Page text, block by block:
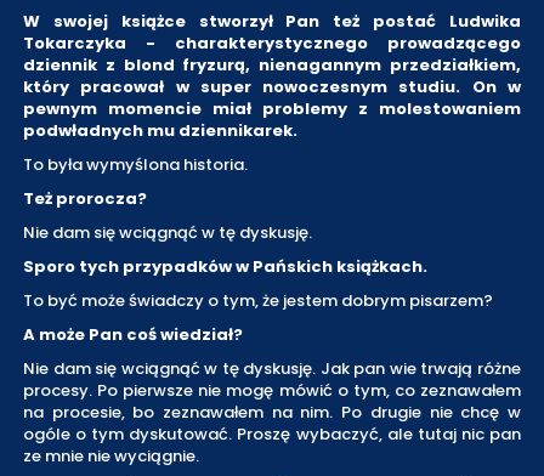
W swojej książce stworzył Pan też postać Ludwika
Tokarczyka - charakterystycznego prowadzącego
dziennik z blond fryzurą, nienagannym przedziałkiem,
który pracował w super nowoczesnym studiu. On w
pewnym momencie miał problemy z molestowaniem
podwładnych mu dziennikarek.
To była wymyślona historia.
Też prorocza?
Nie dam się wciągnąć w tę dyskusję.
Sporo tych przypadków w Pańskich książkach.
To być może świadczy o tym, że jestem dobrym pisarzem?
A może Pan coś wiedział?
Nie dam się wciągnąć w tę dyskusję. Jak pan wie trwają różne
procesy. Po pierwsze nie mogę mówić o tym, co zeznawałem
na procesie, bo zeznawałem na nim. Po drugie nie chcę w
ogóle o tym dyskutować. Proszę wybaczyć, ale tutaj nic pan
ze mnie nie wyciągnie.